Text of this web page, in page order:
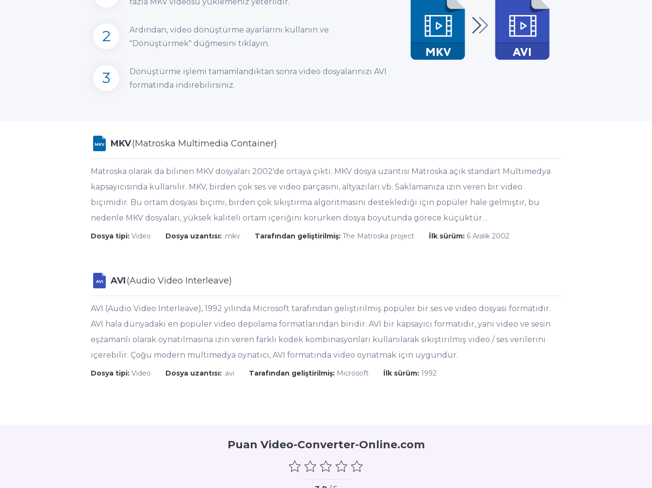
2
Ardından, video dönüştürme ayarlarını kullanın ve
"Dönüştürmek" düğmesini tıklayın.
3
Dönüştürme işlemi tamamlandıktan sonra video dosyalarınızı AVI
formatında indirebilirsiniz.
MKV MKV(Matroska Multimedia Container)
Matroska olarak da bilinen MKV dosyaları 2002'de ortaya çıktı. MKV dosya uzantısı Matroska açık standart Multimedya
kapsayıcısında kullanılır. MKV, birden çok ses ve video parçasını, altyazıları vb. Saklamanıza izin veren bir video
biçimidir. Bu ortam dosyası biçimi, birden çok sıkıştırma algoritmasını desteklediği için popüler hale gelmiştir, bu
nedenle MKV dosyaları, yüksek kaliteli ortam içeriğini korurken dosya boyutunda görece küçüktür. .
Dosya tipi: Video Dosya uzantısı: .mkv Tarafından geliştirilmiş: The Matroska project İlk sürüm: 6 Aralık 2002
AVI AVI(Audio Video Interleave)
AVI (Audio Video Interleave), 1992 yılında Microsoft tarafından geliştirilmiş popüler bir ses ve video dosyası formatıdır.
AVI hala dünyadaki en popüler video depolama formatlarından biridir. AVI bir kapsayıcı formatıdır, yani video ve sesin
eşzamanlı olarak oynatılmasına izin veren farklı kodek kombinasyonları kullanılarak sıkıştırılmış video / ses verilerini
içerebilir. Çoğu modern multimedya oynatıcı, AVI formatında video oynatmak için uygundur.
Dosya tipi: Video Dosya uzantısı: .avi Tarafından geliştirilmiş: Microsoft İlk sürüm: 1992
Puan Video-Converter-Online.com